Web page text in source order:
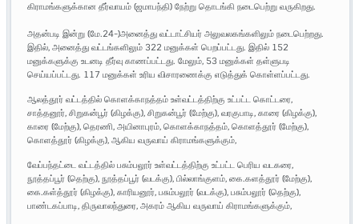
கிராமங்களுக்கான தீர்வாயம் (ஜமாபந்தி) நேற்று தொடங்கி நடைபெற்று வருகிறது.
அதன்படி இன்று (மே.24-)அனைத்து வட்டாட்சியர் அலுவலகங்களிலும் நடைபெற்றது.
இதில், அனைத்து வட்டங்களிலும் 322 மனுக்கள் பெறப்பட்டது. இதில் 152
மனுக்களுக்கு உடனடி தீர்வு காணப்பட்டது. மேலும், 53 மனுக்கள் தள்ளுபடி
செய்யப்பட்டது. 117 மனுக்கள் உரிய விசாரணைக்கு எடுத்துக் கொள்ளப்பட்டது.
ஆலத்தூர் வட்டத்தில் கொளக்காநத்தம் உள்வட்டத்திற்கு உட்பட்ட கொட்டரை,
சாத்தனூர், சிறுகன்பூர் (கிழக்கு), சிறுகன்பூர் (மேற்கு), வரகுபாடி, காரை (கிழக்கு),
காரை (மேற்கு), தெரணி, அயினாபுரம், கொளக்காநத்தம், கொளத்தூர் (மேற்கு),
கொளத்தூர் (கிழக்கு), ஆகிய வருவாய் கிராமங்களுக்கும்,
வேப்பந்தட்டை வட்டத்தில் பசும்பலூர் உள்வட்டத்திற்கு உட்பட்ட பெரிய வடகரை,
நூத்தப்பூர் (தெற்கு), நூத்தப்பூர் (வடக்கு), பில்லாங்குளம், கை.களத்தூர் (மேற்கு),
கை.கள்த்தூர் (கிழக்கு), காரியனூர், பசும்பலூர் (வடக்கு), பசும்பலூர் (தெற்கு),
பாண்டகப்பாடி, திருவாலந்துரை, அகரம் ஆகிய வருவாய் கிராமங்களுக்கும்,